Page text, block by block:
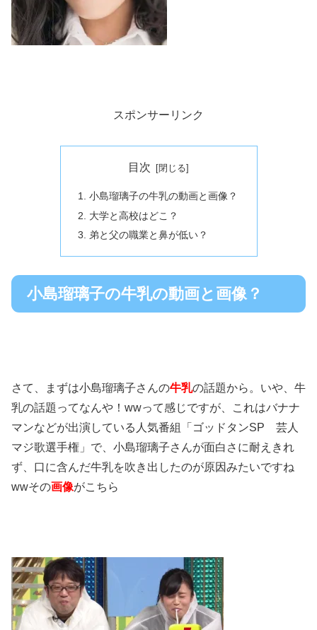
スポンサーリンク
目次
小島瑠璃子の牛乳の動画と画像？
大学と高校はどこ？
弟と父の職業と鼻が低い？
小島瑠璃子の牛乳の動画と画像？
さて、まずは小島瑠璃子さんの牛乳の話題から。いや、牛
乳の話題ってなんや！wwって感じですが、これはバナナ
マンなどが出演している人気番組「ゴッドタンSP 芸人
マジ歌選手権」で、小島瑠璃子さんが面白さに耐えきれ
ず、口に含んだ牛乳を吹き出したのが原因みたいですね
wwその画像がこちら